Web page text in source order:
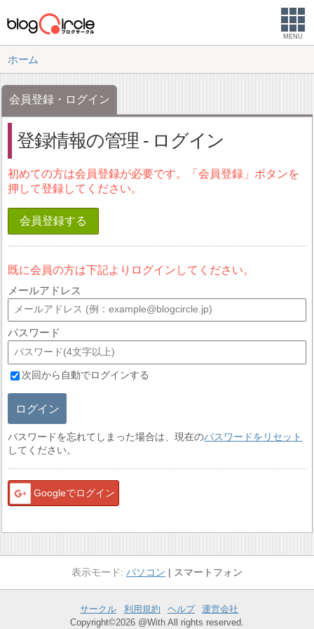
MENU
ホーム
会員登録・ログイン
登録情報の管理 - ログイン
初めての方は会員登録が必要です。「会員登録」ボタンを
押して登録してください。
会員登録する
既に会員の方は下記よりログインしてください。
メールアドレス
パスワード
次回から自動でログインする
ログイン
パスワードを忘れてしまった場合は、現在のパスワードをリセット
してください。
Googleでログイン
パソコン スマートフォン
サークル 利用規約 ヘルプ
運営会社
Copyright©2026 @With All rights reserved.